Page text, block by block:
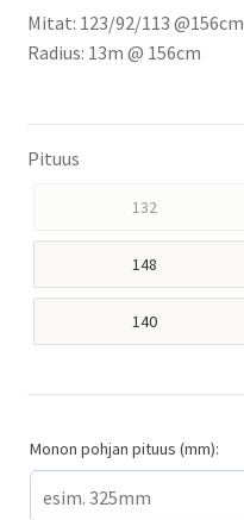
Mitat: 123/92/113 @156cm
Radius: 13m @ 156cm
Pituus
132
148
140
Monon pohjan pituus (mm):